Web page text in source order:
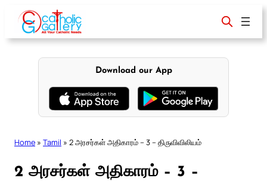
content
Download our App
Home » Tamil » 2 அரசர்கள் அதிகாரம் – 3 – திருவிவிலியம்
2 அரசர்கள் அதிகாரம் – 3 –